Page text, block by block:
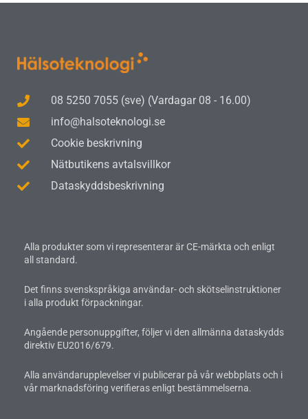
08 5250 7055 (sve) (Vardagar 08 - 16.00)
info@halsoteknologi.se
Cookie beskrivning
Nätbutikens avtalsvillkor
Dataskyddsbeskrivning
Alla produkter som vi representerar är CE-märkta och enligt
all standard.
Det finns svenskspråkiga användar- och skötselinstruktioner
i alla produkt förpackningar.
Angående personuppgifter, följer vi den allmänna dataskydds
direktiv EU2016/679.
Alla användarupplevelser vi publicerar på vår webbplats och i
vår marknadsföring verifieras enligt bestämmelserna.